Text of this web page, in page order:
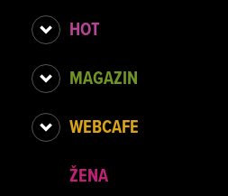
HOT
MAGAZIN
WEBCAFE
ŽENA